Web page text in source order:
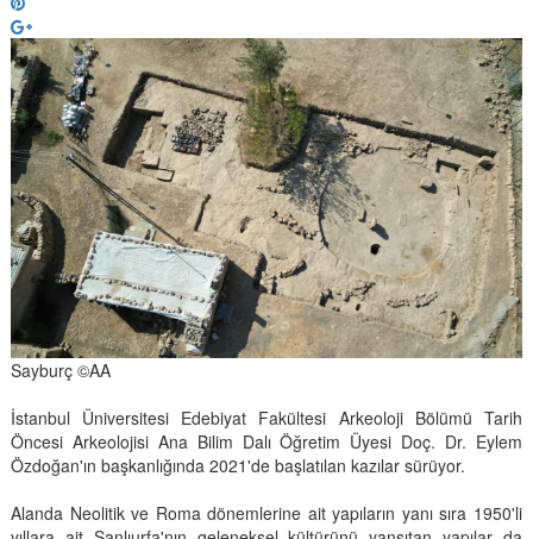
Sayburç ©AA
İstanbul Üniversitesi Edebiyat Fakültesi Arkeoloji Bölümü Tarih
Öncesi Arkeolojisi Ana Bilim Dalı Öğretim Üyesi Doç. Dr. Eylem
Özdoğan'ın başkanlığında 2021'de başlatılan kazılar sürüyor.
Alanda Neolitik ve Roma dönemlerine ait yapıların yanı sıra 1950'li